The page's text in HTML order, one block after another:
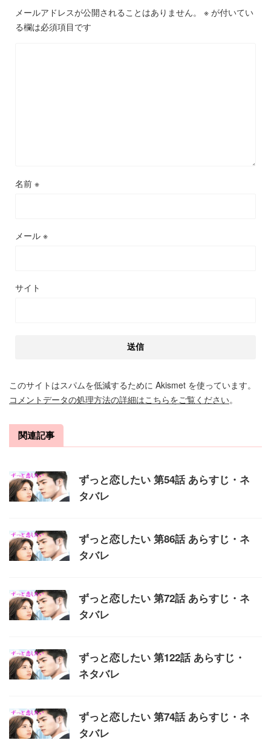
メールアドレスが公開されることはありません。 ※ が付いてい
る欄は必須項目です
名前 ※
メール ※
サイト
このサイトはスパムを低減するために Akismet を使っています。
コメントデータの処理方法の詳細はこちらをご覧ください。
関連記事
ずっと恋したい 第54話 あらすじ・ネ
タバレ
ずっと恋したい 第86話 あらすじ・ネ
タバレ
ずっと恋したい 第72話 あらすじ・ネ
タバレ
ずっと恋したい 第122話 あらすじ・
ネタバレ
ずっと恋したい 第74話 あらすじ・ネ
タバレ